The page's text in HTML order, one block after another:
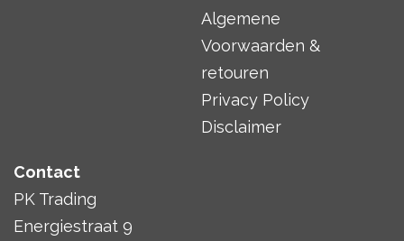
Algemene
Voorwaarden &
retouren
Privacy Policy
Disclaimer
Contact
PK Trading
Energiestraat 9